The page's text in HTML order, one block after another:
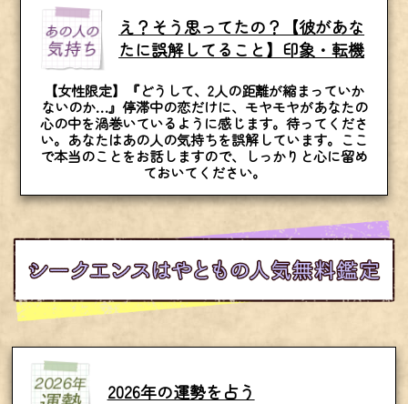
え？そう思ってたの？【彼があな
たに誤解してること】印象・転機
【女性限定】『どうして、2人の距離が縮まっていか
ないのか…』停滞中の恋だけに、モヤモヤがあなたの
心の中を渦巻いているように感じます。待ってくださ
い。あなたはあの人の気持ちを誤解しています。ここ
で本当のことをお話しますので、しっかりと心に留め
ておいてください。
2026年の運勢を占う